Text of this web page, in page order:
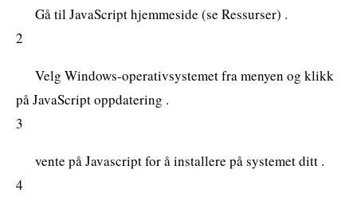
Gå til JavaScript hjemmeside (se Ressurser) .
2
Velg Windows-operativsystemet fra menyen og klikk
på JavaScript oppdatering .
3
vente på Javascript for å installere på systemet ditt .
4